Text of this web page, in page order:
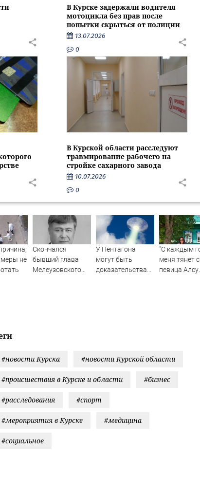
В Курске задержали водителя
мотоцикла без прав после
попытки скрыться от полиции
13.07.2026
0
В Курской области расследуют
травмирование рабочего на
стройке сахарного завода
10.07.2026
0
не
Скончался
бывший глава
Мелеузовского
У Пентагона
могут быть
доказательства
"С каждым
меня тянет
певица Алсу
#новости Курска #новости Курской области
#происшествия в Курске и области #бизнес
#расследования #спорт
#мероприятия в Курске #медицина
#социальное